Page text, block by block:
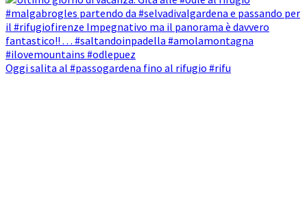
Oggi salita al #passogardena fino al rifugio #rifu